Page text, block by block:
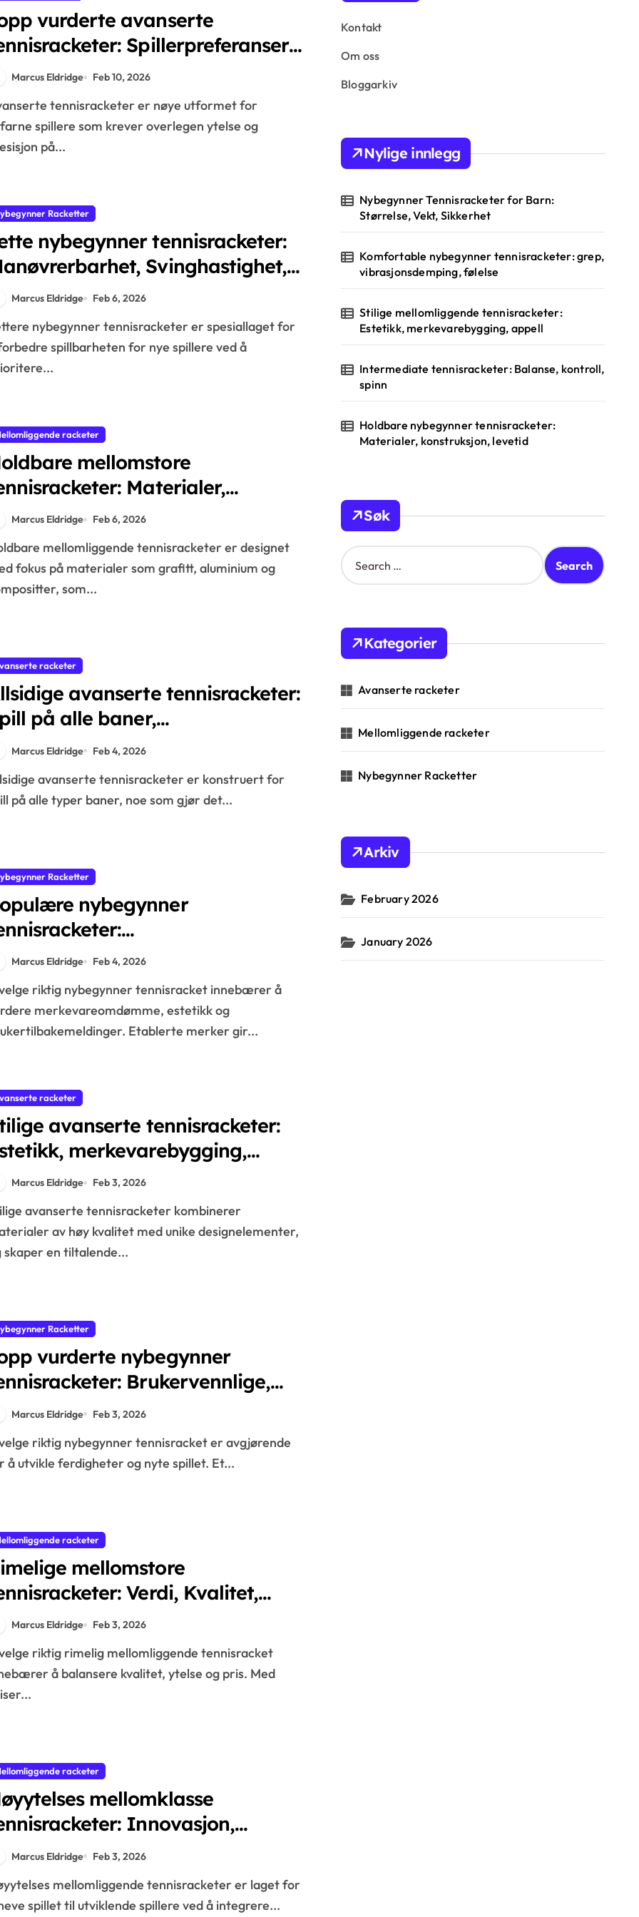
vurderte avanserte
Spillerpreferanser,
Egenskaper, Design
Marcus Eldridge Feb 10, 2026
spillere som krever overlegen ytelse og
på...
Racketter
nybegynner tennisracketer:
Svinghastighet,
Komfort
Marcus Eldridge Feb 6, 2026
spillbarheten for nye spillere ved å
racketer
mellomstore
Materialer,
konstruksjon, levetid
Marcus Eldridge Feb 6, 2026
fokus på materialer som grafitt, aluminium og
som...
racketer
avanserte tennisracketer:
på alle baner,
Tilpasningsevne, Funksjoner
Marcus Eldridge Feb 4, 2026
på alle typer baner, noe som gjør det...
Racketter
nybegynner
Merkevareomdømme, Estetikk,
Marcus Eldridge Feb 4, 2026
merkevareomdømme, estetikk og
Etablerte merker gir...
racketer
avanserte tennisracketer:
merkevarebygging,
appell
Marcus Eldridge Feb 3, 2026
av høy kvalitet med unike designelementer,
skaper en tiltalende...
Racketter
vurderte nybegynner
Brukervennlige,
Balanse, Kraft
Marcus Eldridge Feb 3, 2026
å utvikle ferdigheter og nyte spillet. Et...
racketer
mellomstore
Verdi, Kvalitet,
Holdbarhet
Marcus Eldridge Feb 3, 2026
å balansere kvalitet, ytelse og pris. Med
racketer
mellomklasse
Innovasjon,
teknologi, spesifikasjoner
Marcus Eldridge Feb 3, 2026
spillet til utviklende spillere ved å integrere...
Kontakt
Om oss
Bloggarkiv
Nylige innlegg
Nybegynner Tennisracketer for Barn:
Størrelse, Vekt, Sikkerhet
Komfortable nybegynner tennisracketer: grep,
vibrasjonsdemping, følelse
Stilige mellomliggende tennisracketer:
Estetikk, merkevarebygging, appell
Intermediate tennisracketer: Balanse, kontroll,
spinn
Holdbare nybegynner tennisracketer:
Materialer, konstruksjon, levetid
Søk
S
e
h
o
:
Kategorier
Avanserte racketer
Mellomliggende racketer
Nybegynner Racketter
Arkiv
February 2026
January 2026